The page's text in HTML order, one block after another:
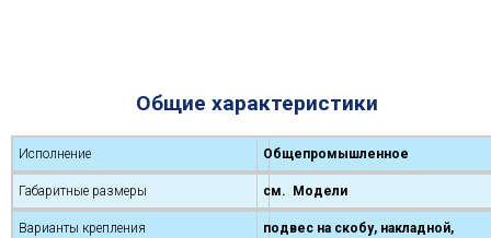
Общие характеристики
Исполнение Общепромышленное
Габаритные размеры см. Модели
Варианты крепления
подвес на скобу, накладной,